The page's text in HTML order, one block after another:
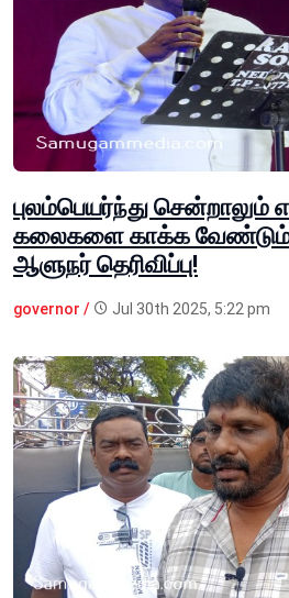
புலம்பெயர்ந்து சென்றாலும்
கலைகளை காக்க
ஆளுநர் தெரிவிப்பு!
governor / Jul 30th 2025, 5:22 pm